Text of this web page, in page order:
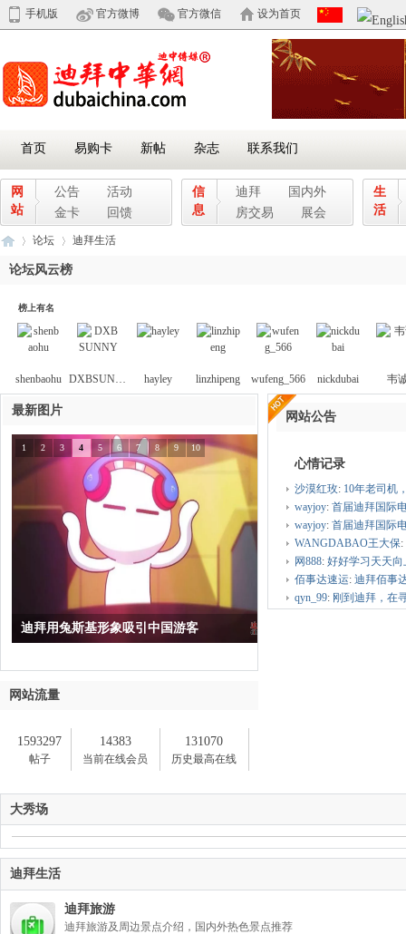
手机版 官方微博 官方微信 设为首页
首页 易购卡 新帖 杂志 联系我们
网
站
公告
活动
金卡
回馈
信
息
迪拜
国内外
房交易
展会
生
活
媒
论坛 迪拜生活
论坛风云榜
榜上有名
shenbaohu DXBSUNNY hayley linzhipeng wufeng_566 nickdubai 韦
最新图片
迪拜用兔斯基形象吸引中国游客
1 2 3 4 5 6 7 8 9 10
网站流量
1593297
帖子
14383
当前在线会员
131070
历史最高在线
网站公告
心情记录
沙漠红玫: 10年老司机
wayjoy: 首届迪拜国际
wayjoy: 首届迪拜国际
WANGDABAO王大保:
网888: 好好学习天天向
佰事达速运: 迪拜佰事
qyn_99: 刚到迪拜，在
大秀场
迪拜生活
迪拜旅游
迪拜旅游及周边景点介绍，国内外热色景点推荐